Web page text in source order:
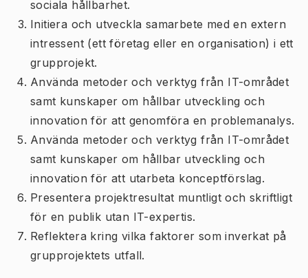
sociala hållbarhet.
Initiera och utveckla samarbete med en extern
intressent (ett företag eller en organisation) i ett
grupprojekt.
Använda metoder och verktyg från IT-området
samt kunskaper om hållbar utveckling och
innovation för att genomföra en problemanalys.
Använda metoder och verktyg från IT-området
samt kunskaper om hållbar utveckling och
innovation för att utarbeta konceptförslag.
Presentera projektresultat muntligt och skriftligt
för en publik utan IT-expertis.
Reflektera kring vilka faktorer som inverkat på
grupprojektets utfall.